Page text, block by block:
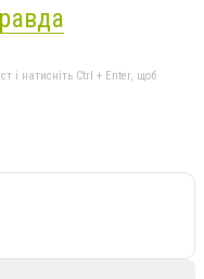
і натисніть Ctrl + Enter, щоб